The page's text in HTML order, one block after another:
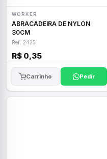
WORKER
ABRACADEIRA DE NYLON
30CM
Ref: 2425
R$ 0,35
Carrinho Pedir